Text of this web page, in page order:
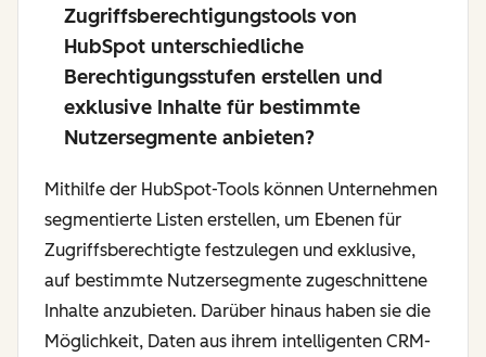
Zugriffsberechtigungstools von
HubSpot unterschiedliche
Berechtigungsstufen erstellen und
exklusive Inhalte für bestimmte
Nutzersegmente anbieten?
Mithilfe der HubSpot-Tools können Unternehmen
segmentierte Listen erstellen, um Ebenen für
Zugriffsberechtigte festzulegen und exklusive,
auf bestimmte Nutzersegmente zugeschnittene
Inhalte anzubieten. Darüber hinaus haben sie die
Möglichkeit, Daten aus ihrem intelligenten CRM-